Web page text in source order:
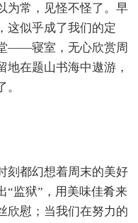
为常，见怪不怪了。早
这似乎成了我们的定
——寝室，无心欣赏周
地在题山书海中遨游，
刻都幻想着周末的美好
“监狱”，用美味佳肴来
欣慰；当我们在努力的